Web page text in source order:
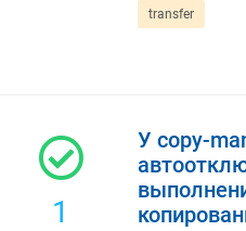
transfer
1
У copy-